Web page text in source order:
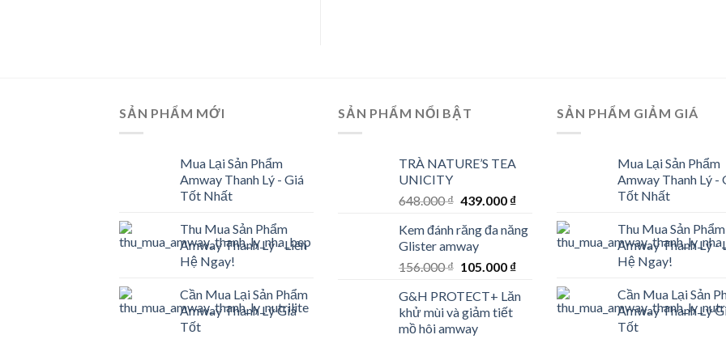
SẢN PHẨM MỚI
Mua Lại Sản Phẩm
Amway Thanh Lý - Giá
Tốt Nhất
Thu Mua Sản Phẩm
Amway Thanh Lý - Liên
Hệ Ngay!
Cần Mua Lại Sản Phẩm
Amway Thanh Lý Giá
Tốt
SẢN PHẨM NỔI BẬT
TRÀ NATURE’S TEA
UNICITY
648.000₫ Original
was:
648.000 ₫.
439.000 ₫Current
is:
439.000 ₫.
Kem đánh răng đa năng
Glister amway
156.000₫ Original
was:
156.000 ₫.
105.000 ₫Current
is:
105.000 ₫.
G&H PROTECT+ Lăn
khử mùi và giảm tiết
mồ hôi amway
SẢN PHẨM GIẢM GIÁ
Mua Lại Sản Phẩm
Amway Thanh Lý -
Tốt Nhất
Thu Mua Sản Phẩm
Amway Thanh Lý -
Hệ Ngay!
Cần Mua Lại Sản
Amway Thanh Lý
Tốt